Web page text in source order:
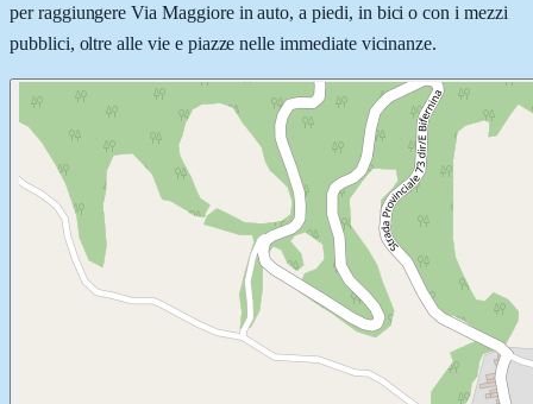
per raggiungere Via Maggiore in auto, a piedi, in bici o con i mezzi
pubblici, oltre alle vie e piazze nelle immediate vicinanze.